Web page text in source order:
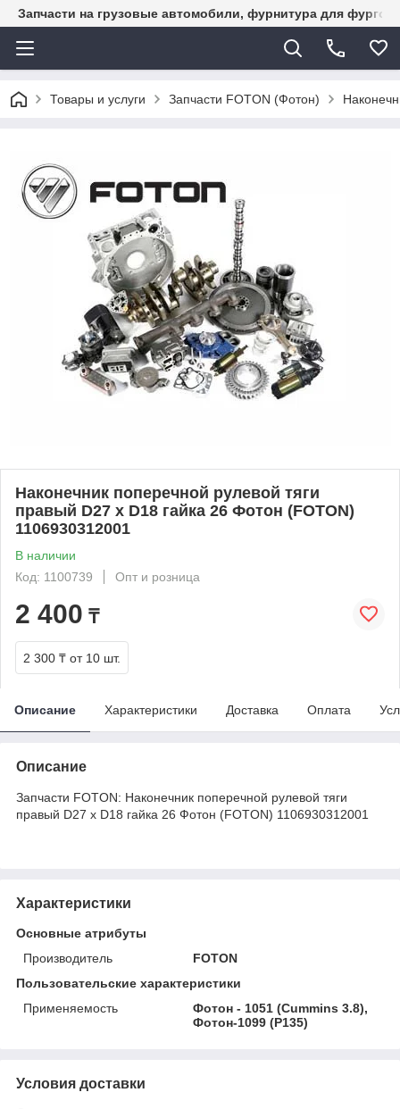
Запчасти на грузовые автомобили, фурнитура для
Товары и услуги Запчасти FOTON (Фотон)
Наконечник поперечной рулевой тяги
правый D27 x D18 гайка 26 Фотон (FOTON)
1106930312001
В наличии
Код: 1100739
Опт и розница
2 400 ₸
2 300 ₸ от 10 шт.
Описание Характеристики Доставка Оплата
Описание
Запчасти FOTON: Наконечник поперечной рулевой тяги
правый D27 x D18 гайка 26 Фотон (FOTON) 1106930312001
Характеристики
Основные атрибуты
Производитель
FOTON
Пользовательские характеристики
Применяемость
Фотон - 1051 (Cummins 3.8),
Фотон-1099 (P135)
Условия доставки